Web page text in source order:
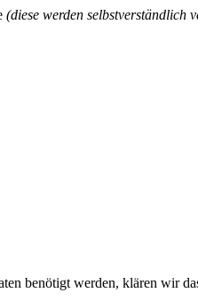
(diese werden selbstverständlich
benötigt werden, klären wir